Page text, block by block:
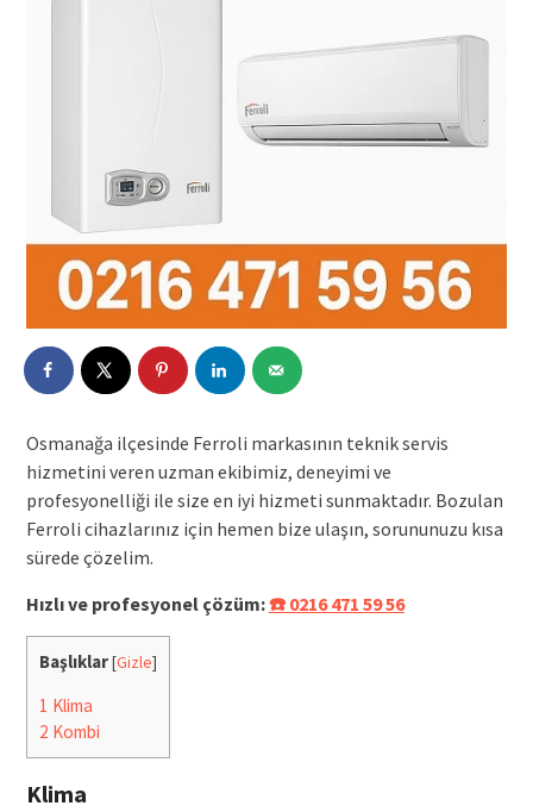
Osmanağa ilçesinde Ferroli markasının teknik servis
hizmetini veren uzman ekibimiz, deneyimi ve
profesyonelliği ile size en iyi hizmeti sunmaktadır. Bozulan
Ferroli cihazlarınız için hemen bize ulaşın, sorununuzu kısa
sürede çözelim.
Hızlı ve profesyonel çözüm:☎️ 0216 471 59 56
Başlıklar[Gizle]
1 Klima
2 Kombi
Klima